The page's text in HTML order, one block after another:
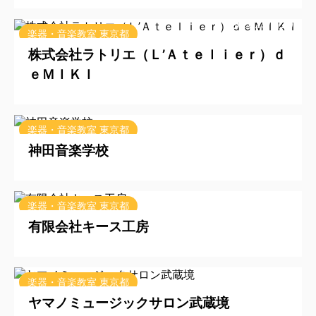
2025/9/29
楽器・音楽教室 東京都
株式会社ラトリエ（Ｌ’Ａｔｅｌｉｅｒ）ｄ
ｅＭＩＫＩ
楽器・音楽教室 東京都
神田音楽学校
楽器・音楽教室 東京都
有限会社キース工房
楽器・音楽教室 東京都
ヤマノミュージックサロン武蔵境